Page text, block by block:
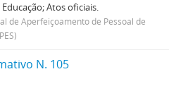
Atos oficiais.
de Aperfeiçoamento de Pessoal de
N. 105